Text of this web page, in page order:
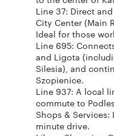
Line 37: Direct
City Center (Main
Ideal for those
Line 695:
and Ligota
Silesia), and
Szopienice.
Line 937: A local
commute to
Shops &
minute drive.